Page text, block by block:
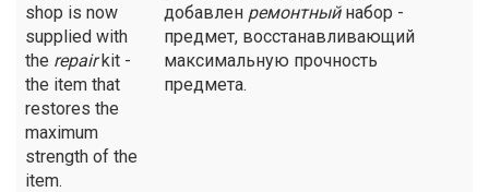
shop is now
supplied with
the repairkit -
the item that
restores the
maximum
strength of the
item.
добавлен ремонтныйнабор -
предмет, восстанавливающий
максимальную прочность
предмета.